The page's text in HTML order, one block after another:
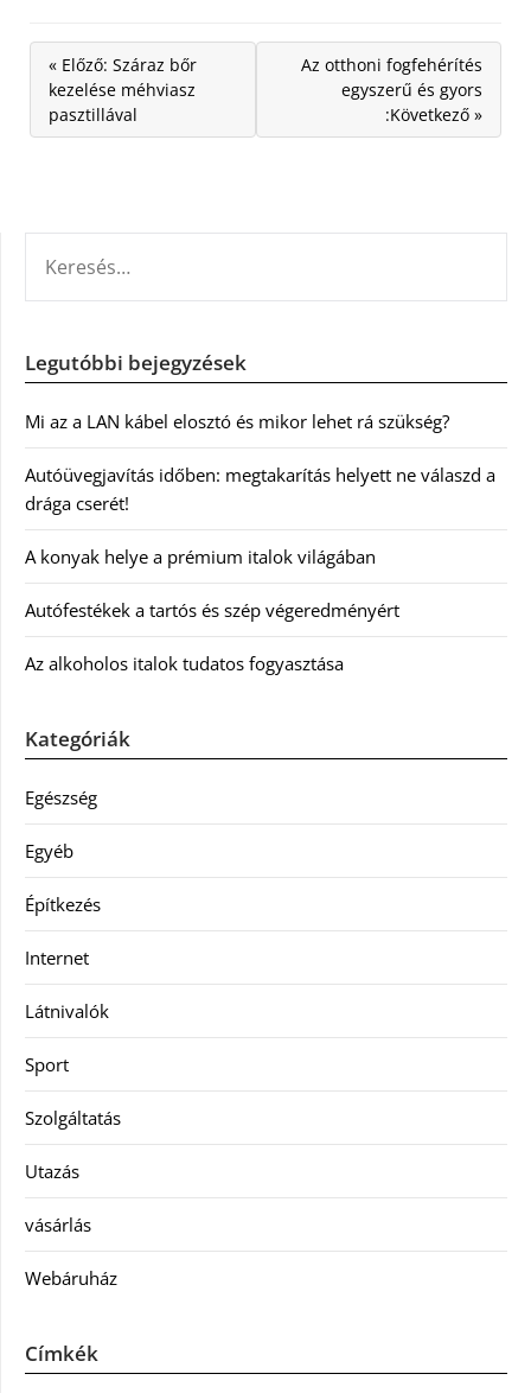
« Előző: Száraz bőr
kezelése méhviasz
pasztillával
Az otthoni fogfehérítés
egyszerű és gyors
:Következő »
Legutóbbi bejegyzések
Mi az a LAN kábel elosztó és mikor lehet rá szükség?
Autóüvegjavítás időben: megtakarítás helyett ne válaszd a
drága cserét!
A konyak helye a prémium italok világában
Autófestékek a tartós és szép végeredményért
Az alkoholos italok tudatos fogyasztása
Kategóriák
Egészség
Egyéb
Építkezés
Internet
Látnivalók
Sport
Szolgáltatás
Utazás
vásárlás
Webáruház
Címkék